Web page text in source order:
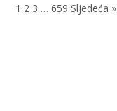
1 2 3 … 659 Sljedeća »